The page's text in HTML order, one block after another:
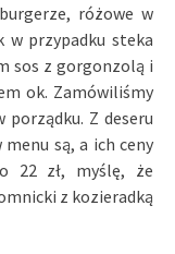
różowe w
w przypadku steka
sos z gorgonzolą i
ok. Zamówiliśmy
porządku. Z deseru
są, a ich ceny
22 zł, myślę, że
z kozieradką